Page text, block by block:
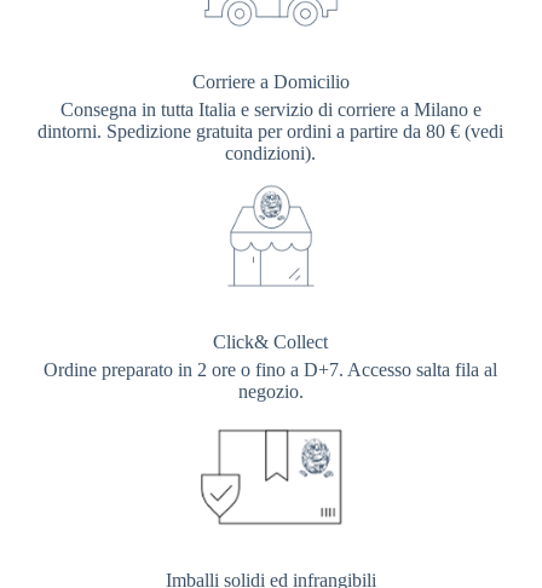
Corriere a Domicilio
Consegna in tutta Italia e servizio di corriere a Milano e
dintorni. Spedizione gratuita per ordini a partire da 80 € (vedi
condizioni).
Click& Collect
Ordine preparato in 2 ore o fino a D+7. Accesso salta fila al
negozio.
Imballi solidi ed infrangibili